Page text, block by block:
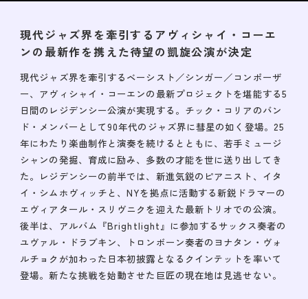
現代ジャズ界を牽引するアヴィシャイ・コーエ
ンの 最新作を携えた待望の凱旋公演が決定
現代ジャズ界を牽引するベーシスト／シンガー／コンポーザ
ー、アヴィシャイ・コーエンの最新プロジェクトを堪能する5
日間のレジデンシー公演が実現する。チック・コリアのバン
ド・メンバーとして90年代のジャズ界に彗星の如く登場。25
年にわたり楽曲制作と演奏を続けるとともに、若手ミュージ
シャンの発掘、育成に励み、多数の才能を世に送り出してき
た。レジデンシーの前半では、新進気鋭のピアニスト、イタ
イ・シムホヴィッチと、NYを拠点に活動する新鋭ドラマーの
エヴィアタール・スリヴニクを迎えた最新トリオでの公演。
後半は、アルバム『Brightlight』に参加するサックス奏者の
ユヴァル・ドラブキン、トロンボーン奏者のヨナタン・ヴォ
ルチョクが加わった日本初披露となるクインテットを率いて
登場。新たな挑戦を始動させた巨匠の現在地は見逃せない。